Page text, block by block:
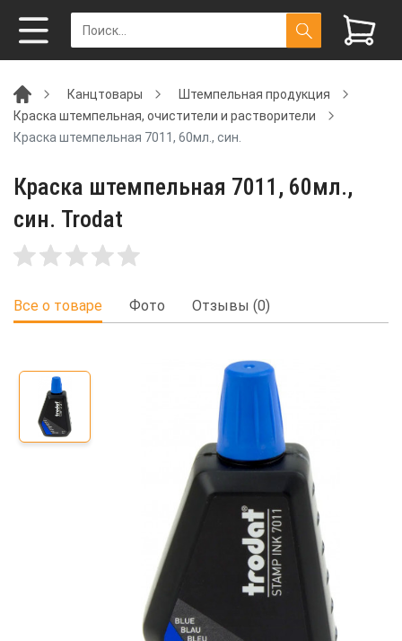
Канцтовары
Штемпельная продукция
Краска штемпельная, очистители и растворители
Краска штемпельная 7011, 60мл., син.
Краска штемпельная 7011, 60мл.,
син. Trodat
Все о товаре Фото Отзывы (0)